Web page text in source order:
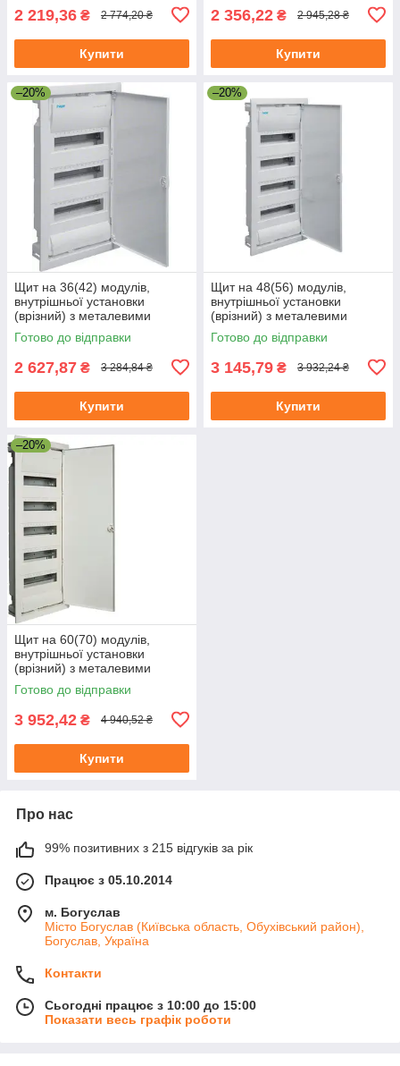
2 219,36 ₴ 2 774,20 ₴
Купити
2 356,22 ₴ 2 945,28 ₴
Купити
–20%
Щит на 36(42) модулів,
внутрішньої установки
(врізний) з металевими
дверима, без клем, VOLTA
VU36UA
Готово до відправки
2 627,87 ₴ 3 284,84 ₴
Купити
–20%
Щит на 48(56) модулів,
внутрішньої установки
(врізний) з металевими
дверима, без клем, VOLTA
VU48UA
Готово до відправки
3 145,79 ₴ 3 932,24 ₴
Купити
–20%
Щит на 60(70) модулів,
внутрішньої установки
(врізний) з металевими
дверями, без клем, VOLTA
VU60UA
Готово до відправки
3 952,42 ₴ 4 940,52 ₴
Купити
Про нас
99% позитивних з 215 відгуків за рік
Працює з 05.10.2014
м. Богуслав
Місто Богуслав (Київська область, Обухівський район),
Богуслав, Україна
Контакти
Сьогодні працює з 10:00 до 15:00
Показати весь графік роботи